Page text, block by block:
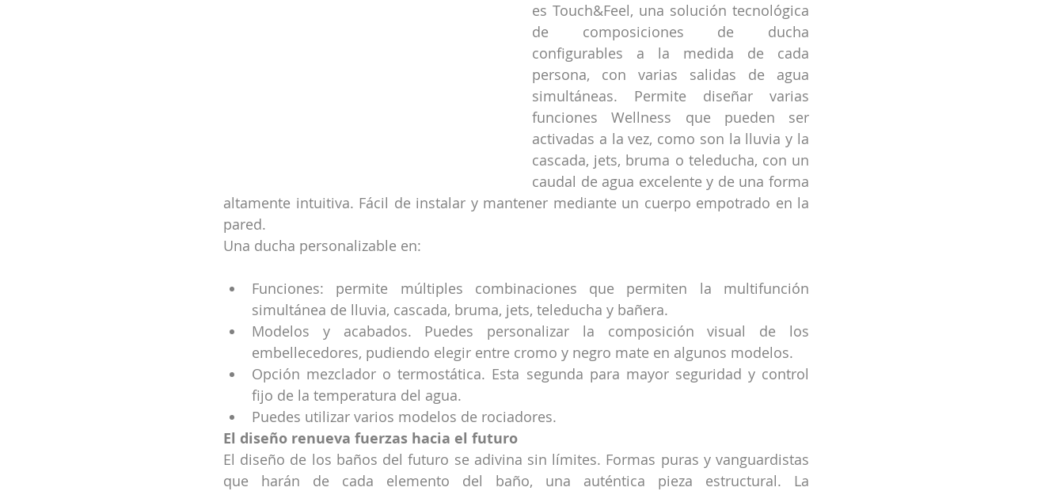
es Touch&Feel, una solución tecnológica
de composiciones de ducha
configurables a la medida de cada
persona, con varias salidas de agua
simultáneas. Permite diseñar varias
funciones Wellness que pueden ser
activadas a la vez, como son la lluvia y la
cascada, jets, bruma o teleducha, con un
caudal de agua excelente y de una forma
altamente intuitiva. Fácil de instalar y mantener mediante un cuerpo empotrado en la
pared.
Una ducha personalizable en:
Funciones: permite múltiples combinaciones que permiten la multifunción
simultánea de lluvia, cascada, bruma, jets, teleducha y bañera.
Modelos y acabados. Puedes personalizar la composición visual de los
embellecedores, pudiendo elegir entre cromo y negro mate en algunos modelos.
Opción mezclador o termostática. Esta segunda para mayor seguridad y control
fijo de la temperatura del agua.
Puedes utilizar varios modelos de rociadores.
El diseño renueva fuerzas hacia el futuro
El diseño de los baños del futuro se adivina sin límites. Formas puras y vanguardistas
que harán de cada elemento del baño, una auténtica pieza estructural. La